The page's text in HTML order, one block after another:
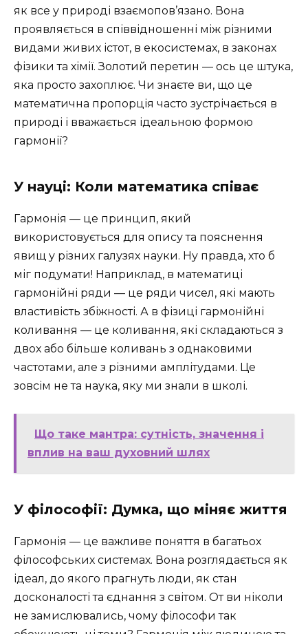
як все у природі взаємопов’язано. Вона
проявляється в співвідношенні між різними
видами живих істот, в екосистемах, в законах
фізики та хімії. Золотий перетин — ось це штука,
яка просто захоплює. Чи знаєте ви, що це
математична пропорція часто зустрічається в
природі і вважається ідеальною формою
гармонії?
У науці: Коли математика співає
Гармонія — це принцип, який
використовується для опису та пояснення
явищ у різних галузях науки. Ну правда, хто б
міг подумати! Наприклад, в математиці
гармонійні ряди — це ряди чисел, які мають
властивість збіжності. А в фізиці гармонійні
коливання — це коливання, які складаються з
двох або більше коливань з однаковими
частотами, але з різними амплітудами. Це
зовсім не та наука, яку ми знали в школі.
Що таке мантра: сутність, значення і
вплив на ваш духовний шлях
У філософії: Думка, що міняє життя
Гармонія — це важливе поняття в багатьох
філософських системах. Вона розглядається як
ідеал, до якого прагнуть люди, як стан
досконалості та єднання з світом. От ви ніколи
не замислювались, чому філософи так